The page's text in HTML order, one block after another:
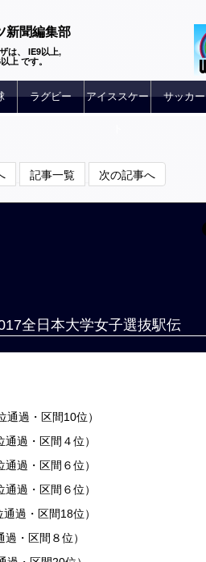
新聞編集部
は、 IE9以上,
上 です。
ラグビー アイススケー サッカー
記事一覧 次の記事へ
全日本大学女子選抜駅伝
過・区間10位）
過・区間４位）
過・区間６位）
過・区間６位）
過・区間18位）
・区間８位）